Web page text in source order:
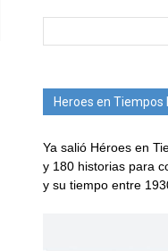
Heroes en Tiempos
Ya salió Héroes en
y 180 historias para
y su tiempo entre